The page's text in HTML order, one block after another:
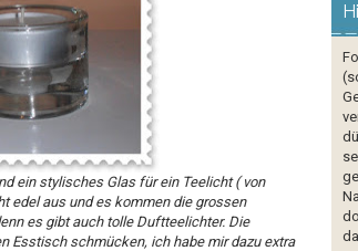
ein stylisches Glas für ein Teelicht ( von
edel aus und es kommen die grossen
es gibt auch tolle Duftteelichter. Die
Esstisch schmücken, ich habe mir dazu extra